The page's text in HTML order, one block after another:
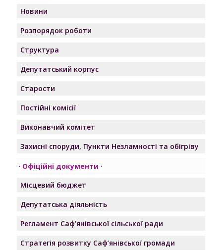
Новини
Розпорядок роботи
Структура
Депутатський корпус
Старости
Постійні комісії
Виконавчий комітет
Захисні споруди, Пункти Незламності та обігріву
Офіційні документи
Місцевий бюджет
Депутатська діяльність
Регламент Саф’янівської сільської ради
Стратегія розвитку Саф’янівської громади